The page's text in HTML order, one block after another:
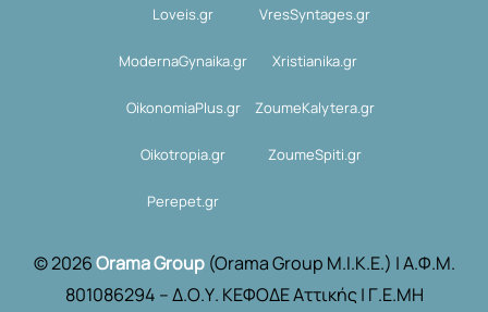
Loveis.gr VresSyntages.gr
ModernaGynaika.gr Xristianika.gr
OikonomiaPlus.gr ZoumeKalytera.gr
Oikotropia.gr ZoumeSpiti.gr
Perepet.gr
© 2026Orama Group(Orama Group Μ.Ι.Κ.Ε.) | Α.Φ.Μ.
801086294 – Δ.Ο.Υ. ΚΕΦΟΔΕ Αττικής | Γ.Ε.ΜΗ